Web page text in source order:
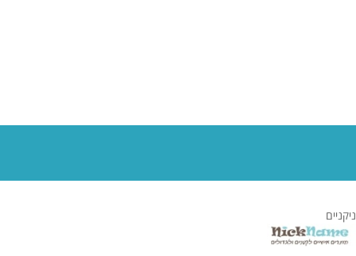
ניקניים